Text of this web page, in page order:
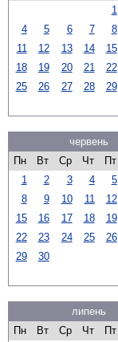
1
4
5 6 7 8
11
12 13 14 15
18
19 20 21 22
25
26 27 28 29
червень
Пн
Вт Ср Чт Пт
1
2 3 4 5
8
9 10 11 12
15
16 17 18 19
22
23 24 25 26
29
30
липень
Пн
Вт Ср Чт Пт